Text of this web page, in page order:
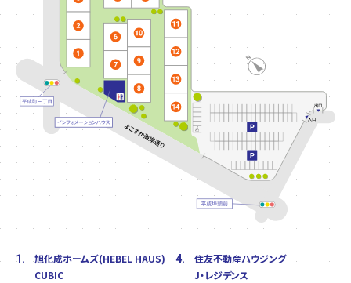
1.
旭化成ホームズ(HEBEL HAUS)
CUBIC
4.
住友不動産ハウジング
J・レジデンス